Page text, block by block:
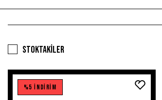
Stoktakiler
%5 İNDİRİM